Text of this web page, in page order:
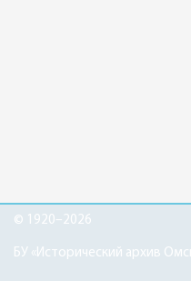
© 1920–2026
БУ «Исторический архив